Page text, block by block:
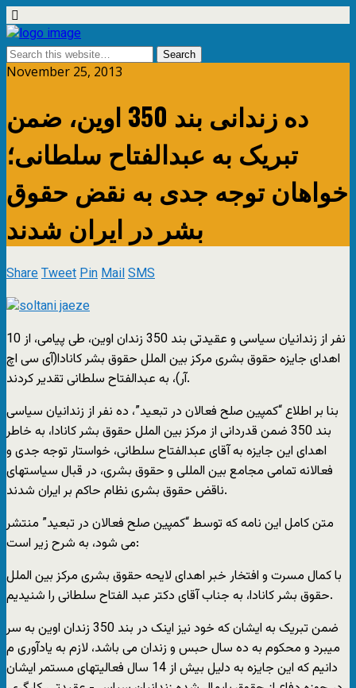
November 25, 2013
ده زندانی بند 350 اوین، ضمن
تبریک به عبدالفتاح سلطانی؛
خواهان توجه جدی به نقض حقوق
بشر در ایران شدند
ShareTweetPinMailSMS
10 نفر از زندانیان سیاسی و عقیدتی بند 350 زندان اوین، طی پیامی، از
اهدای جایزه حقوق بشری مرکز بین الملل حقوق بشر کانادا(آی سی اچ
آر)، به عبدالفتاح سلطانی تقدیر کردند.
بنا بر اطلاع “کمپین صلح فعالان در تبعید”، ده نفر از زندانیان سیاسی
بند 350 ضمن قدردانی از مرکز بین الملل حقوق بشر کانادا، به خاطر
اهدای این جایزه به آقای عبدالفتاح سلطانی، خواستار توجه جدی و
فعالانه تمامی مجامع بین المللی و حقوق بشری، در قبال سیاستهای
ناقض حقوق بشری نظام حاکم بر ایران شدند.
متن کامل این نامه که توسط “کمپین صلح فعالان در تبعید” منتشر
می شود، به شرح زیر است:
با کمال مسرت و افتخار خبر اهدای لایحه حقوق بشری مرکز بین الملل
حقوق بشر کانادا، به جناب آقای دکتر عبد الفتاح سلطانی را شنیدیم.
ضمن تبریک به ایشان که خود نیز اینک در بند 350 زندان اوین به سر
میبرد و محکوم به ده سال حبس و زندان می باشد، لازم به یادآوری م
دانیم که این جایزه به دلیل بیش از 14 سال فعالیتهای مستمر ایشان